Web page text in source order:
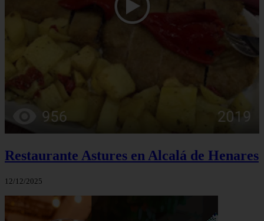
Restaurante Astures en Alcalá de Henares
12/12/2025